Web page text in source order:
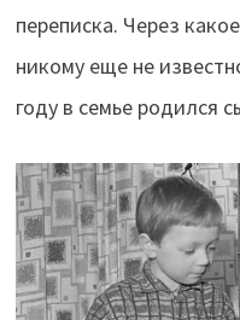
переписка. Через
никому еще не
году в семье родился